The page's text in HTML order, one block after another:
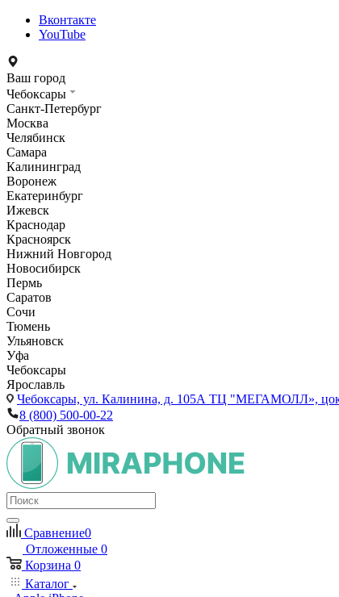
Вконтакте
YouTube
Ваш город
Чебоксары
Санкт-Петербург
Москва
Челябинск
Самара
Калининград
Воронеж
Екатеринбург
Ижевск
Краснодар
Красноярск
Нижний Новгород
Новосибирск
Пермь
Саратов
Сочи
Тюмень
Ульяновск
Уфа
Чебоксары
Ярославль
Чебоксары, ул. Калинина, д. 105А ТЦ "МЕГАМОЛЛ»,
8 (800) 500-00-22
Обратный звонок
Сравнение0
Отложенные 0
Корзина 0
Каталог